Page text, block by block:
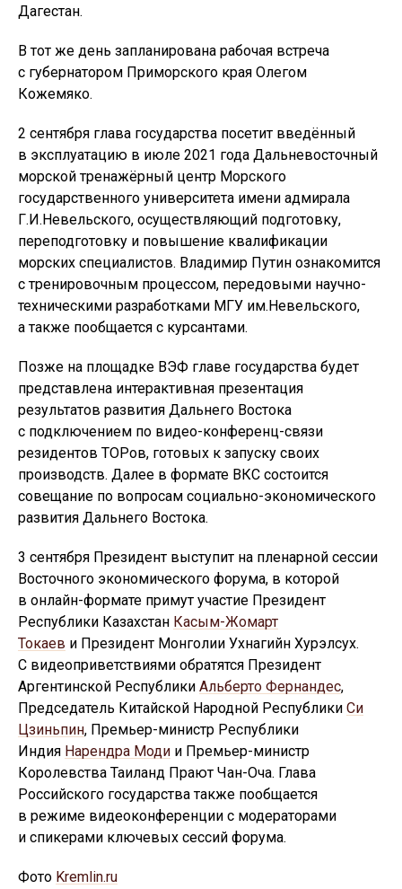
Дагестан.
В тот же день запланирована рабочая встреча
с губернатором Приморского края Олегом
Кожемяко.
2 сентября глава государства посетит введённый
в эксплуатацию в июле 2021 года Дальневосточный
морской тренажёрный центр Морского
государственного университета имени адмирала
Г.И.Невельского, осуществляющий подготовку,
переподготовку и повышение квалификации
морских специалистов. Владимир Путин ознакомится
с тренировочным процессом, передовыми научно-
техническими разработками МГУ им.Невельского,
а также пообщается с курсантами.
Позже на площадке ВЭФ главе государства будет
представлена интерактивная презентация
результатов развития Дальнего Востока
с подключением по видео-конференц-связи
резидентов ТОРов, готовых к запуску своих
производств. Далее в формате ВКС состоится
совещание по вопросам социально-экономического
развития Дальнего Востока.
3 сентября Президент выступит на пленарной сессии
Восточного экономического форума, в которой
в онлайн-формате примут участие Президент
Республики Казахстан Касым-Жомарт
Токаев и Президент Монголии Ухнагийн Хурэлсух.
С видеоприветствиями обратятся Президент
Аргентинской Республики Альберто Фернандес,
Председатель Китайской Народной Республики Си
Цзиньпин, Премьер-министр Республики
Индия Нарендра Моди и Премьер-министр
Королевства Таиланд Прают Чан-Оча. Глава
Российского государства также пообщается
в режиме видеоконференции с модераторами
и спикерами ключевых сессий форума.
Фото Kremlin.ru